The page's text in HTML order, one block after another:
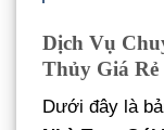
Dịch Vụ
Thủy Giá Rẻ
Dưới đây là